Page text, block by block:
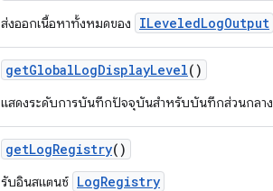
ส่งออกเนื้อหาทั้งหมดของ ILeveledLogOutput
getGlobalLogDisplayLevel()
แสดงระดับการบันทึกปัจจุบันสำหรับบันทึกส่วนกลาง
getLogRegistry()
รับอินสแตนซ์ LogRegistry